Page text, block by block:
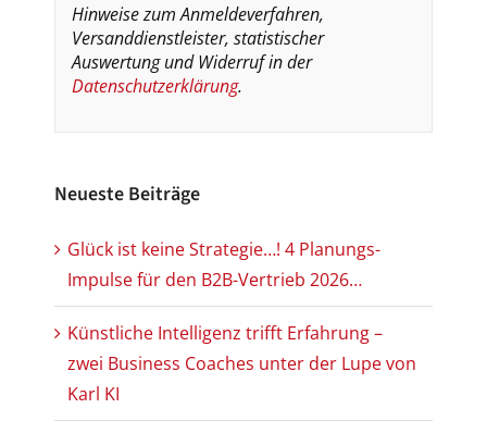
Hinweise zum Anmeldeverfahren,
Versanddienstleister, statistischer
Auswertung und Widerruf in der
Datenschutzerklärung.
Neueste Beiträge
Glück ist keine Strategie…! 4 Planungs-
Impulse für den B2B-Vertrieb 2026…
Künstliche Intelligenz trifft Erfahrung –
zwei Business Coaches unter der Lupe von
Karl KI